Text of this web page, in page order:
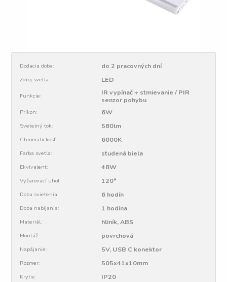
Dodacia doba: do 2 pracovných dní
Zdroj svetla: LED
Funkcie:
IR vypínač + stmievanie / PIR
senzor pohybu
Príkon: 6W
Svetelný tok: 580lm
Chromatickosť: 6000K
Farba svetla: studená biela
Ekvivalent: 48W
Vyžarovací uhol: 120°
Doba svietenia: 6 hodín
Doba nabíjania: 1 hodina
Materiál: hliník, ABS
Montáž: povrchová
Napájanie: 5V, USB C konektor
Rozmer: 505x41x10mm
Krytie: IP20